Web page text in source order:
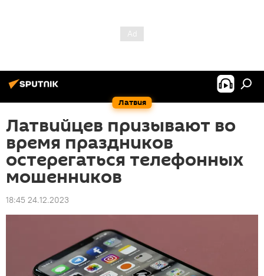
Латвия
Латвийцев призывают во
время праздников
остерегаться телефонных
мошенников
18:45 24.12.2023